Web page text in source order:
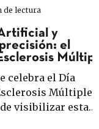
y
el
Múltiple
celebra el Día
Múltiple
visibilizar esta
de lectura